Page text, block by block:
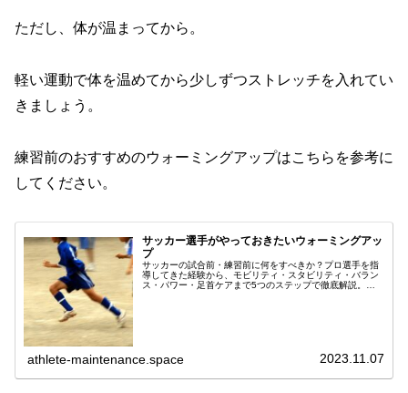
ただし、体が温まってから。
軽い運動で体を温めてから少しずつストレッチを入れてい
きましょう。
練習前のおすすめのウォーミングアップはこちらを参考に
してください。
サッカー選手がやっておきたいウォーミングアッ
プ
サッカーの試合前・練習前に何をすべきか？プロ選手を指
導してきた経験から、モビリティ・スタビリティ・バラン
ス・パワー・足首ケアまで5つのステップで徹底解説。ケ
athlete-maintenance.space 2023.11.07